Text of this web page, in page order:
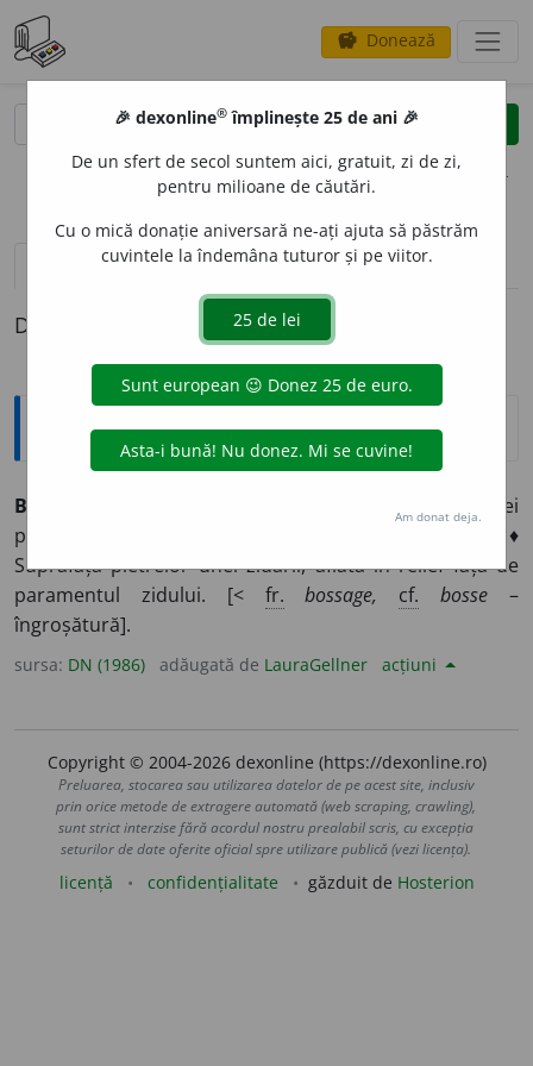
savings Donează
clear
opțiuni
definiții (1)
Definiția cu ID-ul 363924:
Explicative DEX
BOS
Proeminență regulată pe suprafața unei
piese, care servește ca reazem pentru altă piesă. ♦
Suprafața pietrelor unei zidării, aflată în relief față de
paramentul zidului. [< fr. bossage, cf. bosse –
îngroșătură].
sursa: DN (1986) adăugată de LauraGellner acțiuni
Copyright © 2004-2026 dexonline (https://dexonline.ro)
Preluarea, stocarea sau utilizarea datelor de pe acest site, inclusiv
prin orice metode de extragere automată (web scraping, crawling),
sunt strict interzise fără acordul nostru prealabil scris, cu excepția
seturilor de date oferite oficial spre utilizare publică (vezi licența).
licență confidențialitate găzduit de Hosterion
🎉 dexonline® împlinește 25 de ani 🎉
De un sfert de secol suntem aici, gratuit, zi de zi,
pentru milioane de căutări.
Cu o mică donație aniversară ne-ați ajuta să păstrăm
cuvintele la îndemâna tuturor și pe viitor.
Am donat deja.